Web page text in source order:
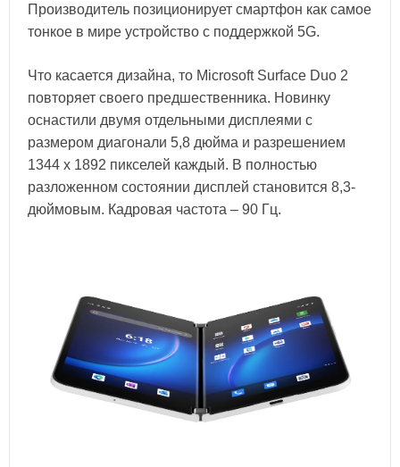
Производитель позиционирует смартфон как самое
тонкое в мире устройство с поддержкой 5G.
Что касается дизайна, то Microsoft Surface Duo 2
повторяет своего предшественника. Новинку
оснастили двумя отдельными дисплеями с
размером диагонали 5,8 дюйма и разрешением
1344 х 1892 пикселей каждый. В полностью
разложенном состоянии дисплей становится 8,3-
дюймовым. Кадровая частота – 90 Гц.